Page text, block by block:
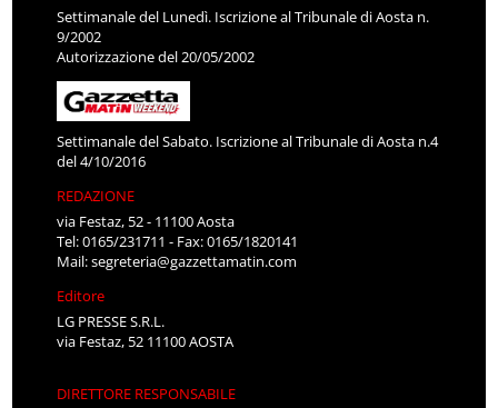
Settimanale del Lunedì. Iscrizione al Tribunale di Aosta n.
9/2002
Autorizzazione del 20/05/2002
Settimanale del Sabato. Iscrizione al Tribunale di Aosta n.4
del 4/10/2016
REDAZIONE
via Festaz, 52 - 11100 Aosta
Tel: 0165/231711 - Fax: 0165/1820141
Mail:segreteria@gazzettamatin.com
Editore
LG PRESSE S.R.L.
via Festaz, 52 11100 AOSTA
DIRETTORE RESPONSABILE